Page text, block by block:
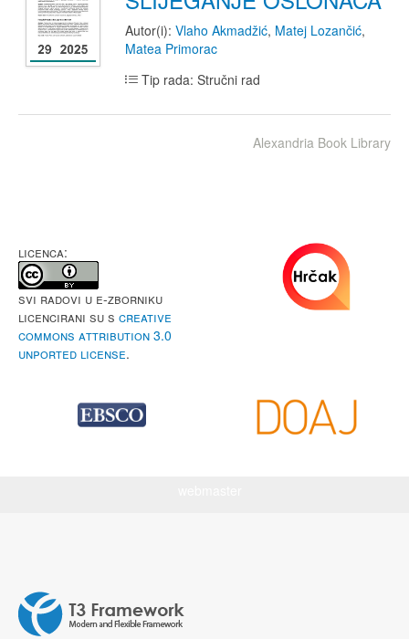
Autor(i): Vlaho Akmadžić, Matej Lozančić,
Matea Primorac
Tip rada: Stručni rad
Alexandria Book Library
LICENCA:
Svi radovi u e-Zborniku
licencirani su s Creative
Commons Attribution 3.0
Unported License.